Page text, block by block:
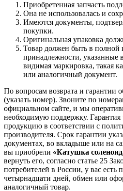
Приобретенная запчасть
Она не использовалась и
Имеются документы,
покупки.
Оригинальная упаковка
Товар должен быть в полной
принадлежности, указанные
видимая маркировка, такая
или аналогичный документ.
По вопросам возврата и гарантии
(указать номер). Звоните по
официальном сайте, и мы
необходимую поддержку. Гарантия
продукцию в соответствии с
производителя. Срок гарантии
документах, во вкладыше или на
вы приобрели «Катушка
вернуть его, согласно статье 25
потребителей в России, у вас есть
четырнадцати дней, обмен или
аналогичный товар.